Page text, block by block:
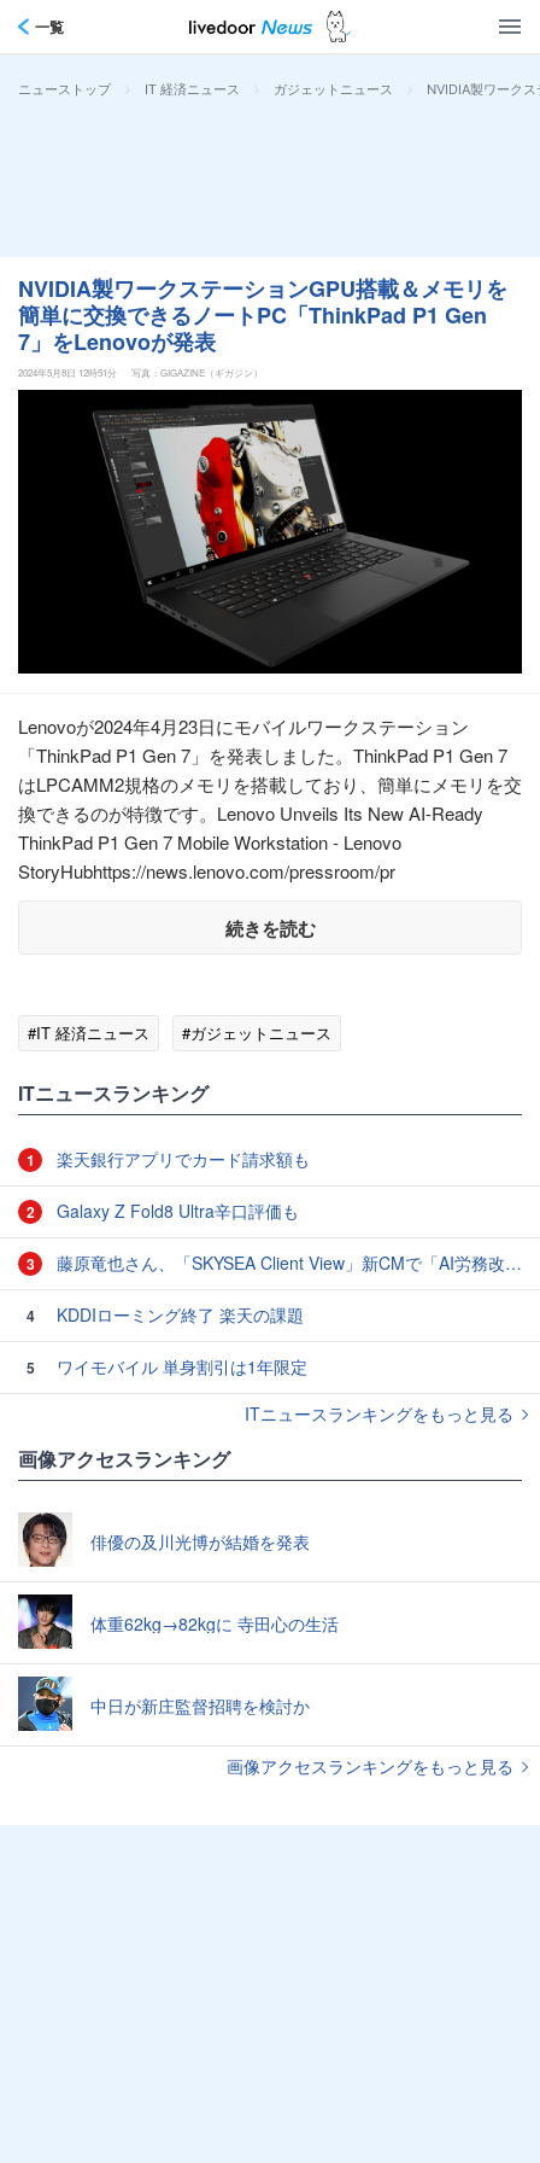
一覧
ニューストップ > IT 経済ニュース > ガジェットニュース > NVIDIA製ワーク
NVIDIA製ワークステーションGPU搭載＆メモリを
簡単に交換できるノートPC「ThinkPad P1 Gen
7」をLenovoが発表
2024年5月8日 12時51分 写真：GIGAZINE（ギガジン）
Lenovoが2024年4月23日にモバイルワークステーション
「ThinkPad P1 Gen 7」を発表しました。ThinkPad P1 Gen 7
はLPCAMM2規格のメモリを搭載しており、簡単にメモリを交
換できるのが特徴です。Lenovo Unveils Its New AI-Ready
ThinkPad P1 Gen 7 Mobile Workstation - Lenovo
StoryHubhttps://news.lenovo.com/pressroom/pr
続きを読む
#IT 経済ニュース #ガジェットニュース
ITニュースランキング
1 楽天銀行アプリでカード請求額も
2 Galaxy Z Fold8 Ultra辛口評価も
3 藤原竜也さん、「SKYSEA Client View」新CMで「AI労務改善」をアピール 働き方をAIが分析したら「すぐに休んで」と言われる？
4 KDDIローミング終了 楽天の課題
5
ワイモバイル 単身割引は1年限定
ITニュースランキングをもっと見る
画像アクセスランキング
俳優の及川光博が結婚を発表
体重62kg→82kgに 寺田心の生活
中日が新庄監督招聘を検討か
画像アクセスランキングをもっと見る